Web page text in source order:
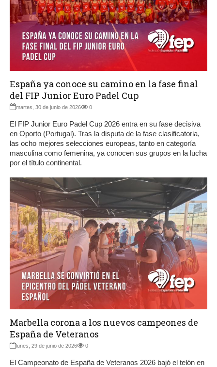
España ya conoce su camino en la fase final
del FIP Junior Euro Padel Cup
martes, 30 de junio de 2026 0
El FIP Junior Euro Padel Cup 2026 entra en su fase decisiva
en Oporto (Portugal). Tras la disputa de la fase clasificatoria,
las ocho mejores selecciones europeas, tanto en categoría
masculina como femenina, ya conocen sus grupos en la lucha
por el título continental.
Marbella corona a los nuevos campeones de
España de Veteranos
lunes, 29 de junio de 2026 0
El Campeonato de España de Veteranos 2026 bajó el telón en